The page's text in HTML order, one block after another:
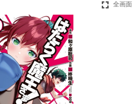
全画面
さま！(7)
示する
さま！(8)